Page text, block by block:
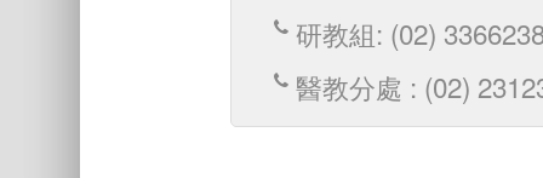
研教組: (02)
醫教分處 : (02)